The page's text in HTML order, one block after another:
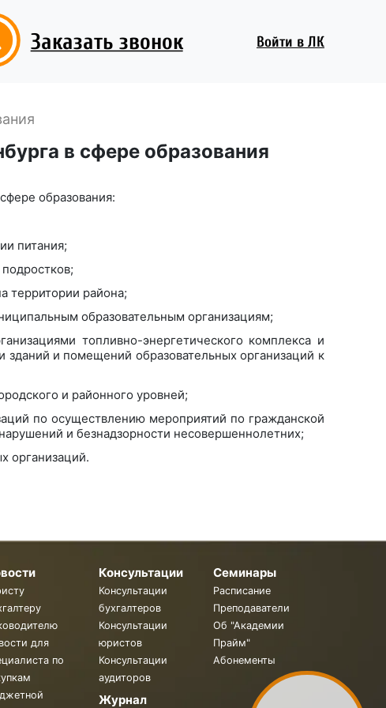
Заказать звонок Войти в ЛК
в сфере образования
образования:
питания;
территории района;
образовательным организациям;
топливно-энергетического комплекса и
и помещений образовательных организаций к
и районного уровней;
по осуществлению мероприятий по гражданской
и безнадзорности несовершеннолетних;
организаций.
для
по
Консультации
Консультации
бухгалтеров
Консультации
юристов
Консультации
аудиторов
Журнал
Семинары
Расписание
Преподаватели
Об "Академии
Прайм"
Абонементы